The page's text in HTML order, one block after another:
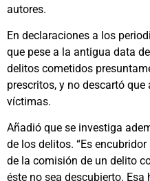
autores.
En declaraciones a los
que pese a la antigua data
delitos cometidos
prescritos, y no descartó
víctimas.
Añadió que se investiga
de los delitos. “Es
de la comisión de un delito
éste no sea descubierto.